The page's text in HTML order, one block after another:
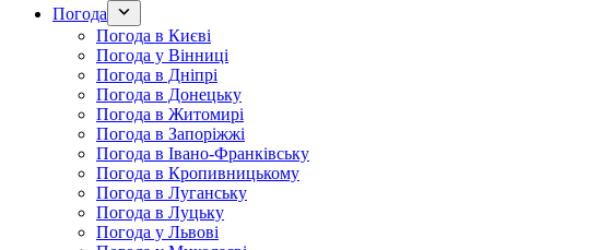
Погода
Погода в Києві
Погода у Вінниці
Погода в Дніпрі
Погода в Донецьку
Погода в Житомирі
Погода в Запоріжжі
Погода в Івано-Франківську
Погода в Кропивницькому
Погода в Луганську
Погода в Луцьку
Погода у Львові